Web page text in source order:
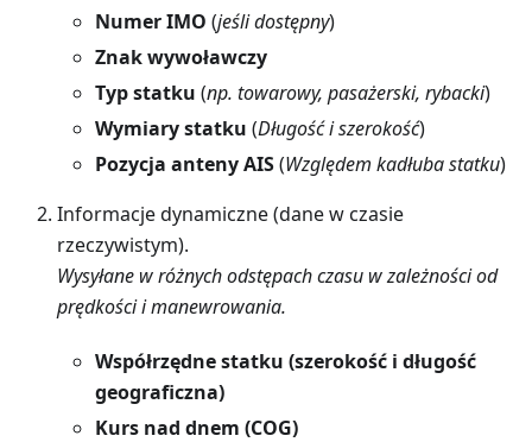
Numer IMO (jeśli dostępny)
Znak wywoławczy
Typ statku (np. towarowy, pasażerski, rybacki)
Wymiary statku (Długość i szerokość)
Pozycja anteny AIS(Względem kadłuba statku)
Informacje dynamiczne (dane w czasie
rzeczywistym).
Wysyłane w różnych odstępach czasu w zależności od
prędkości i manewrowania.
Współrzędne statku (szerokość i długość
geograficzna)
Kurs nad dnem (COG)